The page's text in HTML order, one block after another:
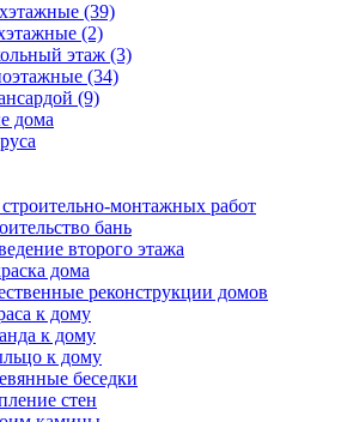
(39)
(2)
этаж (3)
(34)
(9)
дома
монтажных работ
бань
второго этажа
дома
реконструкции домов
к дому
к дому
к дому
беседки
стен